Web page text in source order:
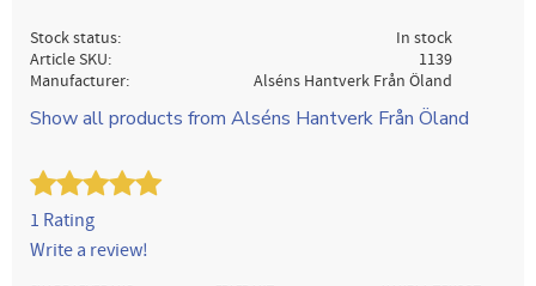
Stock status
In stock
Article SKU
1139
Manufacturer
Alséns Hantverk Från Öland
Show all products from Alséns Hantverk Från Öland
1 Rating
Write a review!